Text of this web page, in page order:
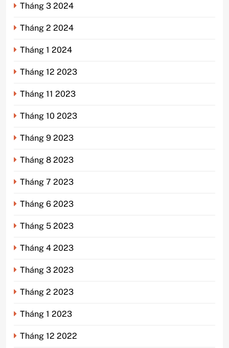
Tháng 3 2024
Tháng 2 2024
Tháng 1 2024
Tháng 12 2023
Tháng 11 2023
Tháng 10 2023
Tháng 9 2023
Tháng 8 2023
Tháng 7 2023
Tháng 6 2023
Tháng 5 2023
Tháng 4 2023
Tháng 3 2023
Tháng 2 2023
Tháng 1 2023
Tháng 12 2022